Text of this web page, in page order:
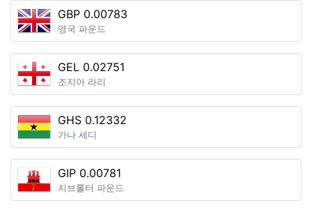
GBP 0.00783
영국 파운드
GEL 0.02751
조지아 라리
GHS 0.12332
가나 세디
GIP 0.00781
지브롤터 파운드